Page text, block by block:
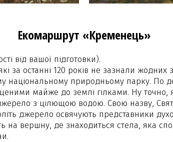
Екомаршрут «Кременець»
від вашої підготовки).
за останні 120 років не зазнали
природньому парку. По
майже до землі гілками. Ну точно,
з цілющою водою. Свою назву,
джерело освячують представники
вершну, де знаходиться стела, яка